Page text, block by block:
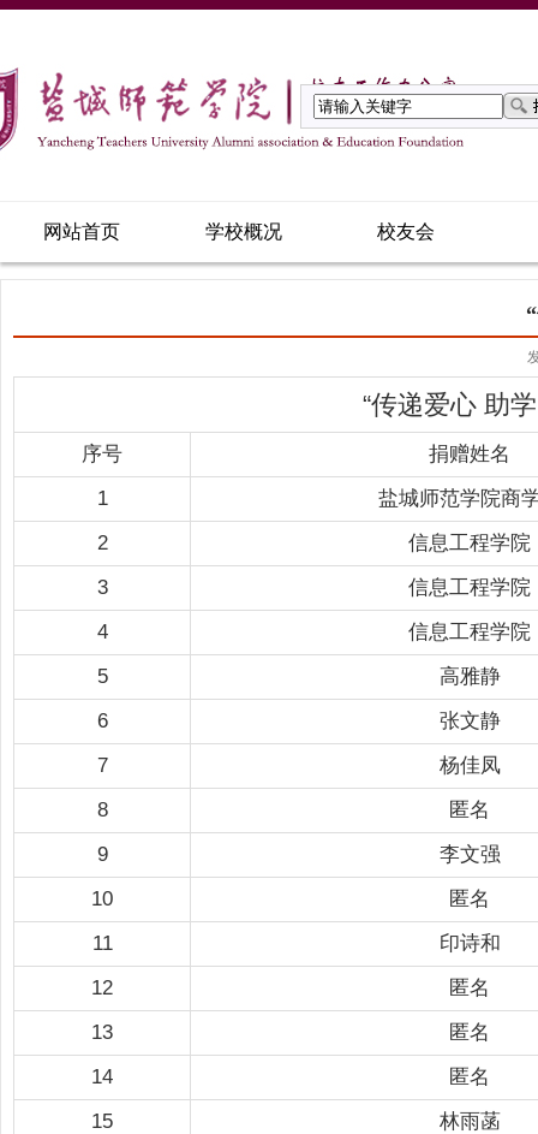
网站首页 学校概况 校友会
“传递爱心 助
序号
捐赠姓名
1
盐城师范学院商
2
信息工程学院
3
信息工程学院
4
信息工程学院
5
高雅静
6
张文静
7
杨佳凤
8
匿名
9
李文强
10
匿名
11
印诗和
12
匿名
13
匿名
14
匿名
15
林雨菡